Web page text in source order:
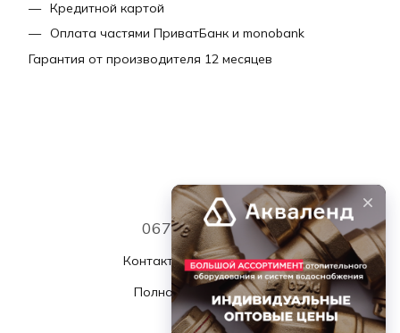
Кредитной картой
Оплата частями ПриватБанк и monobank
Гарантия от производителя 12 месяцев
067 339 7768
Контактная информация
Полная версия сайта
© 2026